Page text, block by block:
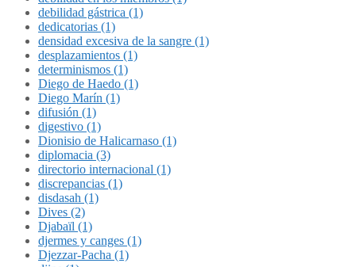
debilidad gástrica (1)
dedicatorias (1)
densidad excesiva de la sangre (1)
desplazamientos (1)
determinismos (1)
Diego de Haedo (1)
Diego Marín (1)
difusión (1)
digestivo (1)
Dionisio de Halicarnaso (1)
diplomacia (3)
directorio internacional (1)
discrepancias (1)
disdasah (1)
Dives (2)
Djabaïl (1)
djermes y canges (1)
Djezzar-Pacha (1)